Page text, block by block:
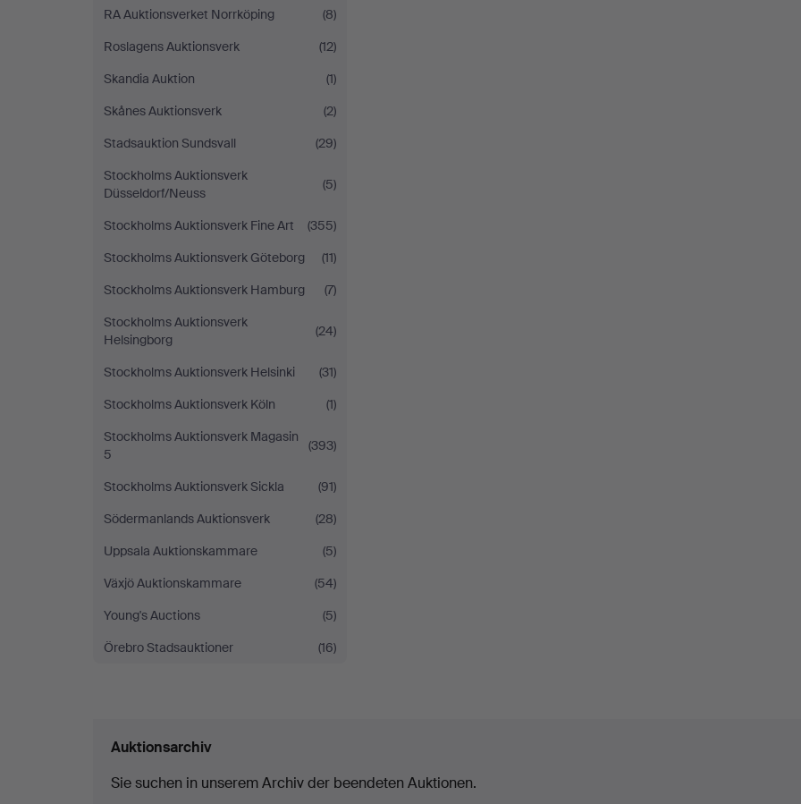
RA Auktionsverket Norrköping
(8)
Roslagens Auktionsverk
(12)
Skandia Auktion
(1)
Skånes Auktionsverk
(2)
Stadsauktion Sundsvall
(29)
Stockholms Auktionsverk
Düsseldorf/Neuss
(5)
Stockholms Auktionsverk Fine Art
(355)
Stockholms Auktionsverk Göteborg
(11)
Stockholms Auktionsverk Hamburg
(7)
Stockholms Auktionsverk
Helsingborg
(24)
Stockholms Auktionsverk Helsinki
(31)
Stockholms Auktionsverk Köln
(1)
Stockholms Auktionsverk Magasin
5
(393)
Stockholms Auktionsverk Sickla
(91)
Södermanlands Auktionsverk
(28)
Uppsala Auktionskammare
(5)
Växjö Auktionskammare
(54)
Young's Auctions
(5)
Örebro Stadsauktioner
(16)
Auktionsarchiv
Sie suchen in unserem Archiv der beendeten Auktionen.